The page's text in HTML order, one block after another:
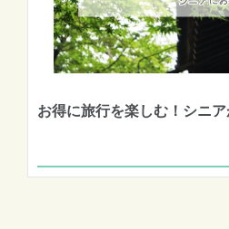
お得に旅行を楽しむ！シニ